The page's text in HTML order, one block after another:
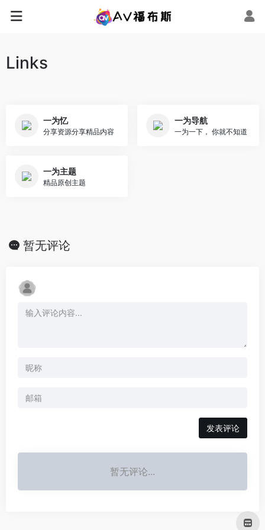
Links
一为忆
分享资源分享精品内容
一为导航
一为一下， 你就不知道
一为主题
精品原创主题
暂无评论
发表评论
暂无评论...